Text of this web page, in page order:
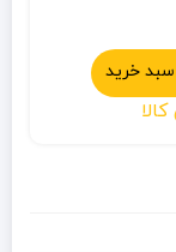
سبد خرید